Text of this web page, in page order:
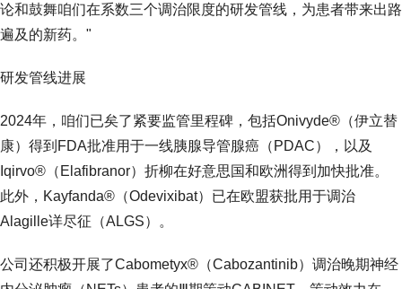
论和鼓舞咱们在系数三个调治限度的研发管线，为患者带来出路
遍及的新药。"
研发管线进展
2024年，咱们已矣了紧要监管里程碑，包括Onivyde®（伊立替
康）得到FDA批准用于一线胰腺导管腺癌（PDAC），以及
Iqirvo®（Elafibranor）折柳在好意思国和欧洲得到加快批准。
此外，Kayfanda®（Odevixibat）已在欧盟获批用于调治
Alagille详尽征（ALGS）。
公司还积极开展了Cabometyx®（Cabozantinib）调治晚期神经